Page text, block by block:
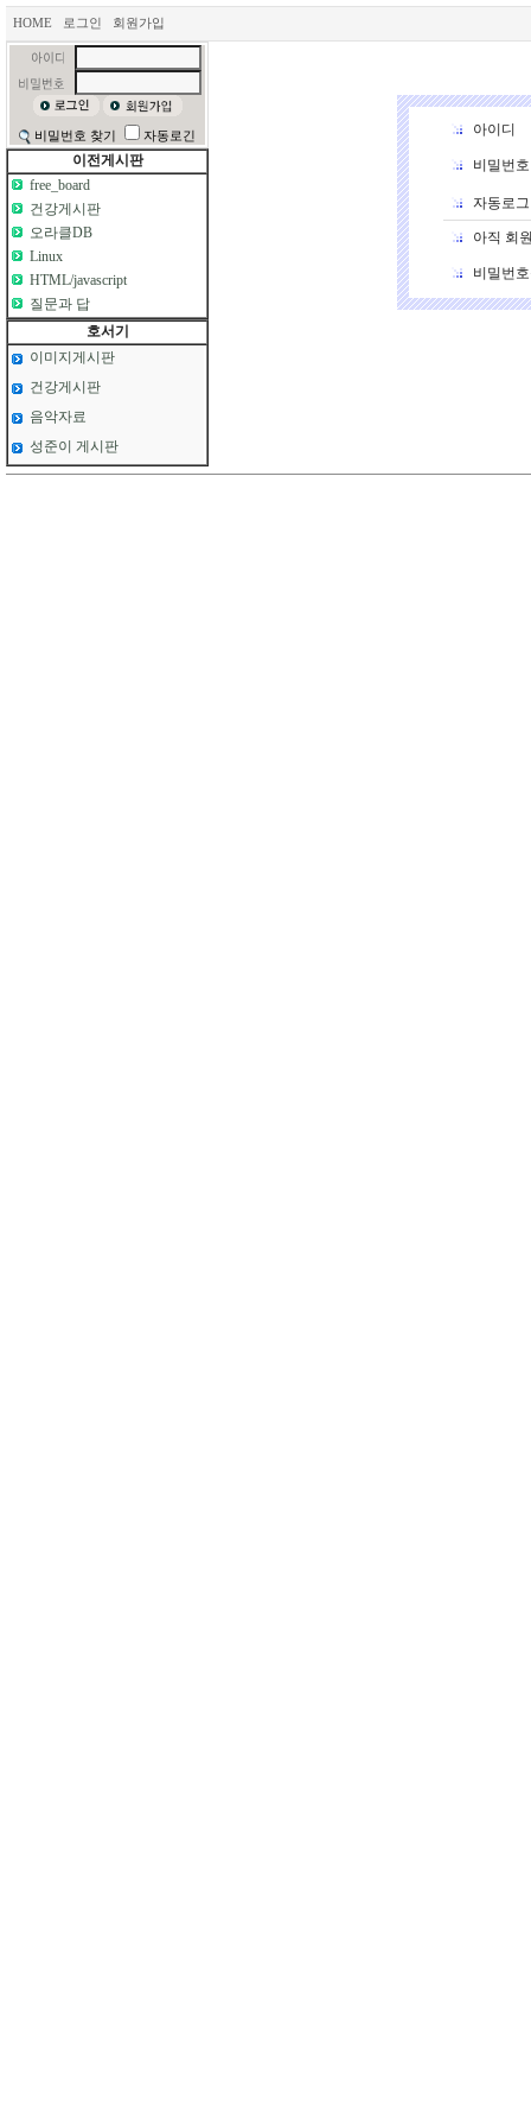
HOME 로그인 회원가입
비밀번호 찾기 자동로긴
이전게시판
free_board
건강게시판
오라클DB
Linux
HTML/javascript
질문과 답
호서기
이미지게시판
건강게시판
음악자료
성준이 게시판
아이디
비밀번호
자동로
아직 회
비밀번호